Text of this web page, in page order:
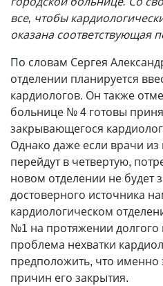
все, чтобы
оказана соответствующая
По словам Сергея
отделении планируется
кардиологов. Он также
больнице № 4 готовы
закрывающегося
Однако даже если врачи
перейдут в четвертую,
новом отделении не будет
достоверного источника
кардиологическом
№1 на протяжении долгого
проблема нехватки
предположить, что именно
причин его закрытия.